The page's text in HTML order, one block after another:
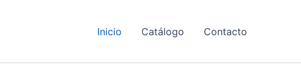
Inicio Catálogo Contacto